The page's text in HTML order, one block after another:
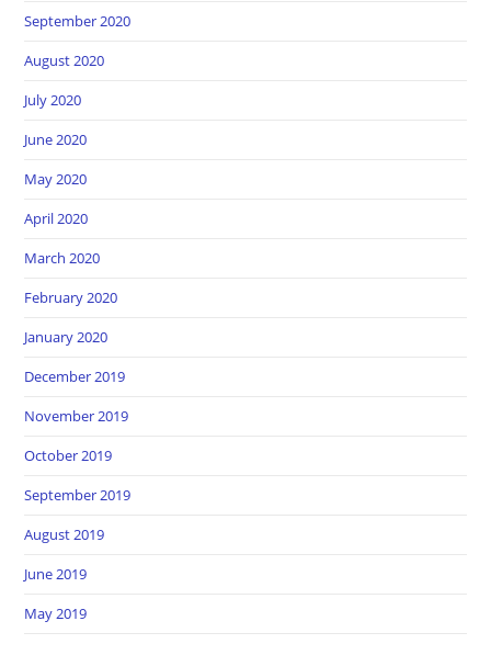
September 2020
August 2020
July 2020
June 2020
May 2020
April 2020
March 2020
February 2020
January 2020
December 2019
November 2019
October 2019
September 2019
August 2019
June 2019
May 2019